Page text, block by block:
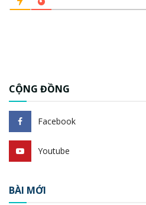
CỘNG ĐỒNG
Facebook
Youtube
BÀI MỚI